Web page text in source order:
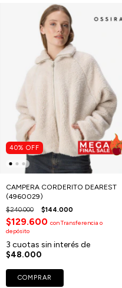
40% OFF
CAMPERA CORDERITO DEAREST
(4960029)
$240.000 $144.000
$129.600 conTransferencia o
depósito
3 cuotas sin interés de
$48.000
COMPRAR